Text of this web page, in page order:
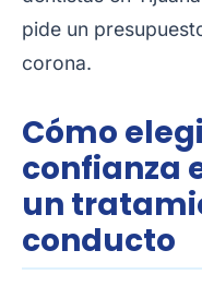
pide un
corona.
Cómo
confianza
un
conducto